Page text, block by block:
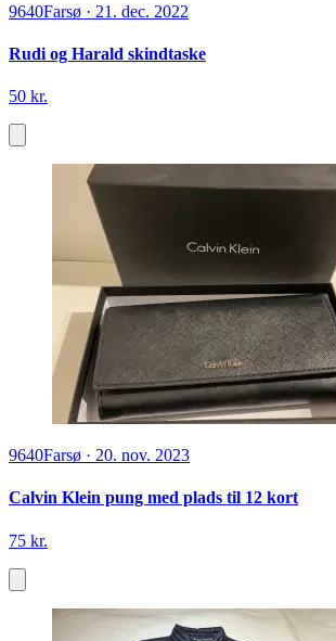
9640Farsø · 21. dec. 2022
Rudi og Harald skindtaske
50 kr.
9640Farsø · 20. nov. 2023
Calvin Klein pung med plads til 12 kort
75 kr.